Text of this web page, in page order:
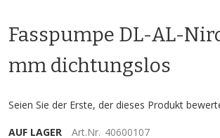
der
Bildgalerie
springen
Fasspumpe DL-AL-
mm dichtungslos
Seien Sie der Erste, der dieses Produkt
AUF LAGER Art.Nr. 40600107